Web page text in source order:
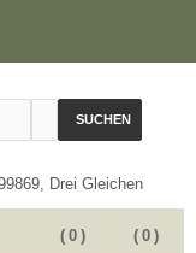
SUCHEN
( 0 )
( 0 )